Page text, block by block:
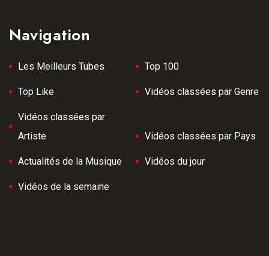
Navigation
Les Meilleurs Tubes Top 100
Top Like Vidéos classées par Genre
Vidéos classées par
Artiste
Vidéos classées par Pays
Actualités de la Musique Vidéos du jour
Vidéos de la semaine